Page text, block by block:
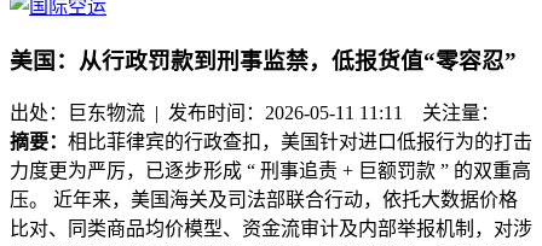
美国：从行政罚款到刑事监禁，低报货值“零容忍”
出处：巨东物流 | 发布时间：2026-05-11 11:11 关注量：
摘要： 相比菲律宾的行政查扣，美国针对进口低报行为的打击
力度更为严厉，已逐步形成 “ 刑事追责 + 巨额罚款 ” 的双重高
压。 近年来，美国海关及司法部联合行动，依托大数据价格
比对、同类商品均价模型、资金流审计及内部举报机制，对涉